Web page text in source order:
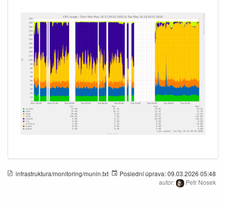
infrastruktura/monitoring/munin.txt Poslední úprava:09.03.2026 05:48
autor:
Petr Nosek